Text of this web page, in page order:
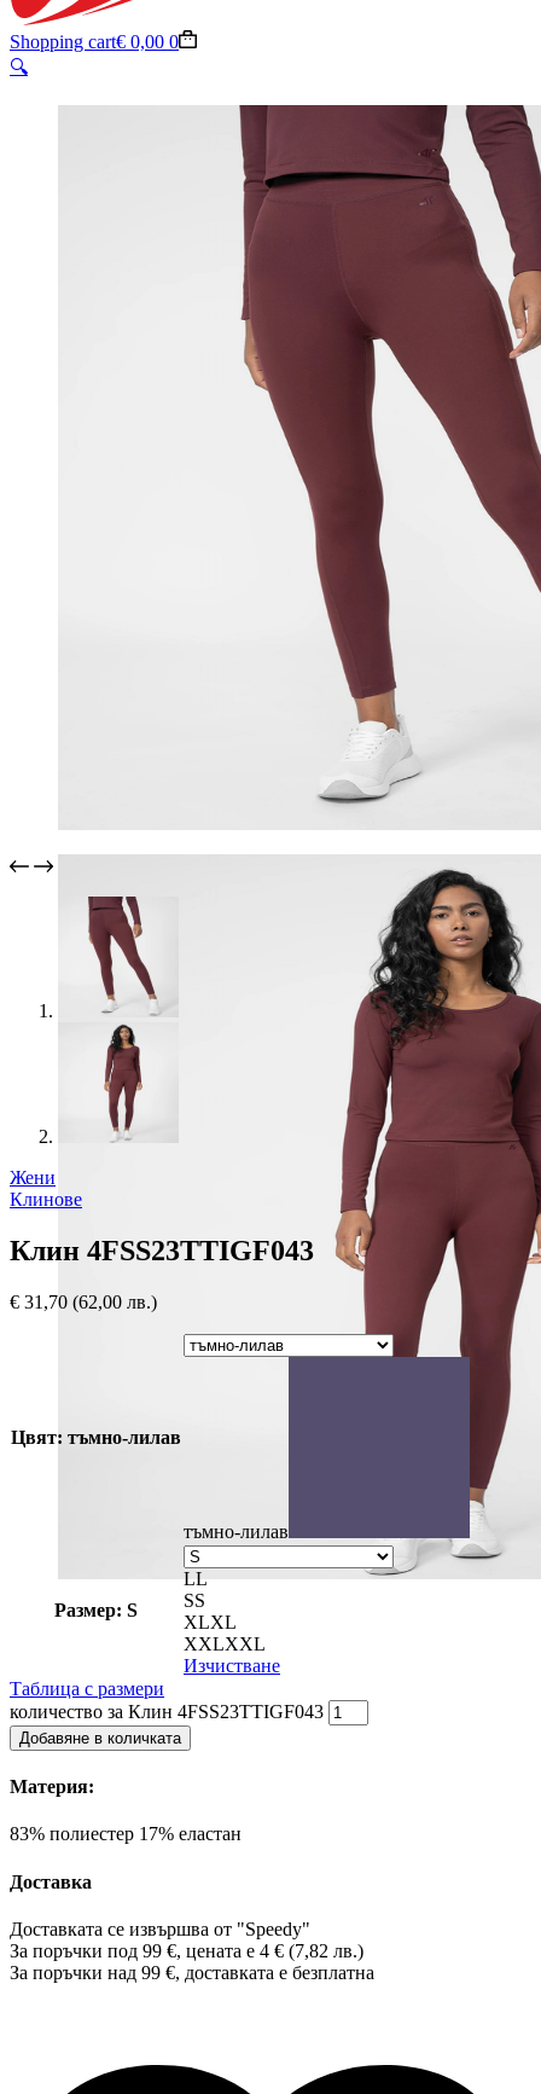
Shopping cart€ 0,00 0
🔍
Жени
Клинове
Клин 4FSS23TTIGF043
€ 31,70 (62,00 лв.)
Цвят: тъмно-лилав
тъмно-лилав
Размер: S
LL
SS
XLXL
XXLXXL
Изчистване
Таблица с размери
количество за Клин 4FSS23TTIGF043
Добавяне в количката
Материя:
83% полиестер 17% еластан
Доставка
Доставката се извършва от "Speedy"
За поръчки под 99 €, цената е 4 € (7,82 лв.)
За поръчки над 99 €, доставката е безплатна